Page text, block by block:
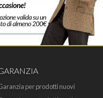
per prodotti nuovi